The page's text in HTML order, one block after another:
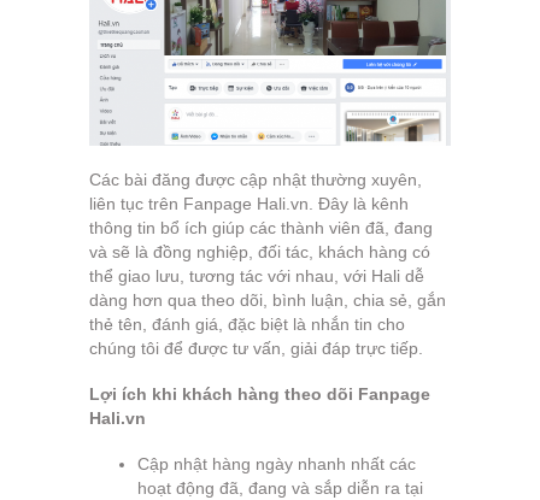
Các bài đăng được cập nhật thường xuyên,
liên tục trên Fanpage Hali.vn. Đây là kênh
thông tin bổ ích giúp các thành viên đã, đang
và sẽ là đồng nghiệp, đối tác, khách hàng có
thể giao lưu, tương tác với nhau, với Hali dễ
dàng hơn qua theo dõi, bình luận, chia sẻ, gắn
thẻ tên, đánh giá, đặc biệt là nhắn tin cho
chúng tôi để được tư vấn, giải đáp trực tiếp.
Lợi ích khi khách hàng theo dõi Fanpage
Hali.vn
Cập nhật hàng ngày nhanh nhất các
hoạt động đã, đang và sắp diễn ra tại